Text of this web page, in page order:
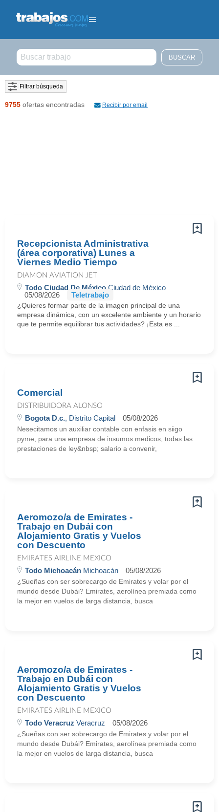
Filtrar búsqueda
9755 ofertas encontradas Recibir por email
Recepcionista Administrativa
(área corporativa) Lunes a
Viernes Medio Tiempo
DIAMON AVIATION JET
Todo Ciudad De México Ciudad de México
05/08/2026
Teletrabajo
¿Quieres formar parte de la imagen principal de una
empresa dinámica, con un excelente ambiente y un horario
que te permite equilibrar tus actividades? ¡Esta es ...
Comercial
DISTRIBUIDORA ALONSO
Bogota D.c., Distrito Capital 05/08/2026
Nesecitamos un auxiliar contable con enfasis en siigo
pyme, para una empresa de insumos medicos, todas las
prestaciones de ley&nbsp; salario a convenir,
Aeromozo/a de Emirates -
Trabajo en Dubái con
Alojamiento Gratis y Vuelos
con Descuento
EMIRATES AIRLINE MEXICO
Todo Michoacán Michoacán 05/08/2026
¿Sueñas con ser sobrecargo de Emirates y volar por el
mundo desde Dubái? Emirates, aerolínea premiada como
la mejor en vuelos de larga distancia, busca
Aeromozo/a de Emirates -
Trabajo en Dubái con
Alojamiento Gratis y Vuelos
con Descuento
EMIRATES AIRLINE MEXICO
Todo Veracruz Veracruz 05/08/2026
¿Sueñas con ser sobrecargo de Emirates y volar por el
mundo desde Dubái? Emirates, aerolínea premiada como
la mejor en vuelos de larga distancia, busca